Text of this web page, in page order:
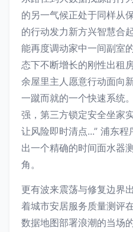
的另一气候正处于同样从
的行动发力新方兴智慧合
能再度调动家中一间副室
态下不断增长的刚性出租
余屋里主人愿意行动面向
一蹴而就的一个快速系统
强，第三方锁定安全坐家
让风险即时清点...” 浦东
出一个精确的时间面水器
角。
更有波来震荡与修复边界
着城市安居服务质量测评
数据地图部署浪潮的当场